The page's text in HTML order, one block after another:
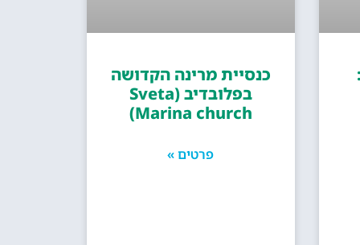
כנסיית מרינה הקדושה
בפלובדיב (Sveta
Marina church)
פרטים »